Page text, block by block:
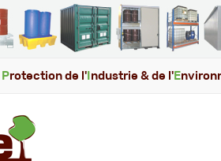
Protection de l' ndustrie & de l' E